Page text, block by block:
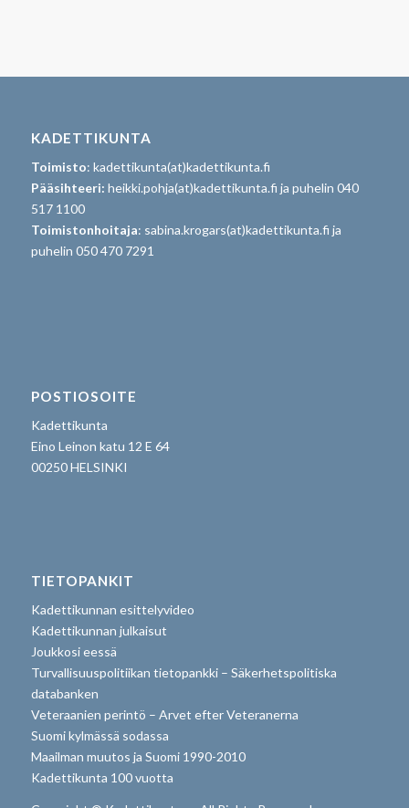
KADETTIKUNTA
Toimisto: kadettikunta(at)kadettikunta.fi
Pääsihteeri: heikki.pohja(at)kadettikunta.fi ja puhelin 040
517 1100
Toimistonhoitaja: sabina.krogars(at)kadettikunta.fi ja
puhelin 050 470 7291
POSTIOSOITE
Kadettikunta
Eino Leinon katu 12 E 64
00250 HELSINKI
TIETOPANKIT
Kadettikunnan esittelyvideo
Kadettikunnan julkaisut
Joukkosi eessä
Turvallisuuspolitiikan tietopankki – Säkerhetspolitiska
databanken
Veteraanien perintö – Arvet efter Veteranerna
Suomi kylmässä sodassa
Maailman muutos ja Suomi 1990-2010
Kadettikunta 100 vuotta